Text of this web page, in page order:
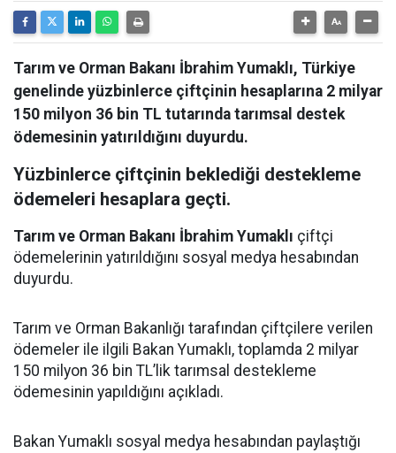
Tarım ve Orman Bakanı İbrahim Yumaklı, Türkiye
genelinde yüzbinlerce çiftçinin hesaplarına 2 milyar
150 milyon 36 bin TL tutarında tarımsal destek
ödemesinin yatırıldığını duyurdu.
Yüzbinlerce çiftçinin beklediği destekleme
ödemeleri hesaplara geçti.
Tarım ve Orman Bakanı İbrahim Yumaklı çiftçi
ödemelerinin yatırıldığını sosyal medya hesabından
duyurdu.
Tarım ve Orman Bakanlığı tarafından çiftçilere verilen
ödemeler ile ilgili Bakan Yumaklı, toplamda 2 milyar
150 milyon 36 bin TL’lik tarımsal destekleme
ödemesinin yapıldığını açıkladı.
Bakan Yumaklı sosyal medya hesabından paylaştığı